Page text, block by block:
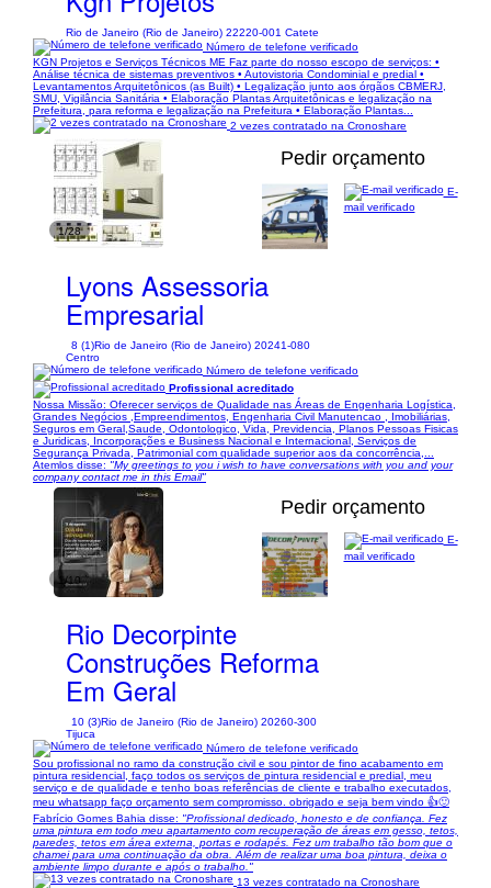
Rio de Janeiro (Rio de Janeiro) 22220-001 Catete
Número de telefone verificado
KGN Projetos e Serviços Técnicos ME Faz parte do nosso escopo de serviços: •
Análise técnica de sistemas preventivos • Autovistoria Condominial e predial •
Levantamentos Arquitetônicos (as Built) • Legalização junto aos órgãos CBMERJ,
SMU, Vigilância Sanitária • Elaboração Plantas Arquitetônicas e legalização na
Prefeitura, para reforma e legalização na Prefeitura • Elaboração Plantas...
2 vezes contratado na Cronoshare
1/28
Pedir orçamento
Lyons Assessoria
Empresarial
8 (1)Rio de Janeiro (Rio de Janeiro) 20241-080
Centro
E-
mail verificado
Número de telefone verificado
Profissional acreditado
Nossa Missão: Oferecer serviços de Qualidade nas Áreas de Engenharia Logística,
Grandes Negócios ,Empreendimentos, Engenharia Civil Manutencao , Imobiliárias,
Seguros em Geral,Saude, Odontologico, Vida, Previdencia, Planos Pessoas Fisicas
e Juridicas, Incorporações e Business Nacional e Internacional, Serviços de
Segurança Privada, Patrimonial com qualidade superior aos da concorrência,...
Atemlos disse: "My greetings to you i wish to have conversations with you and your
company contact me in this Email"
1/10
Pedir orçamento
Rio Decorpinte
Construções Reforma
Em Geral
10 (3)Rio de Janeiro (Rio de Janeiro) 20260-300
Tijuca
E-
mail verificado
Número de telefone verificado
Sou profissional no ramo da construção civil e sou pintor de fino acabamento em
pintura residencial, faço todos os serviços de pintura residencial e predial, meu
serviço e de qualidade e tenho boas referências de cliente e trabalho executados,
meu whatsapp faço orçamento sem compromisso. obrigado e seja bem vindo 👍🙂
Fabrício Gomes Bahia disse: "Profissional dedicado, honesto e de confiança. Fez
uma pintura em todo meu apartamento com recuperação de áreas em gesso, tetos,
paredes, tetos em área externa, portas e rodapés. Fez um trabalho tão bom que o
chamei para uma continuação da obra. Além de realizar uma boa pintura, deixa o
ambiente limpo durante e após o trabalho."
13 vezes contratado na Cronoshare